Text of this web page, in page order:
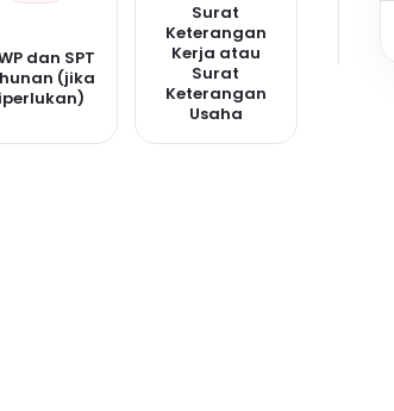
dan SPT
(jika
Surat
Keterangan
Kerja atau
Surat
Keterangan
Usaha